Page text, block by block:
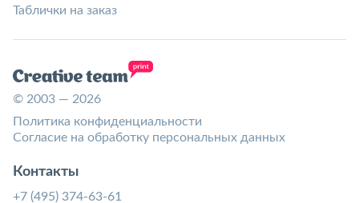
Таблички на заказ
© 2003 — 2026
Политика конфиденциальности
Согласие на обработку персональных данных
Контакты
+7 (495) 374-63-61